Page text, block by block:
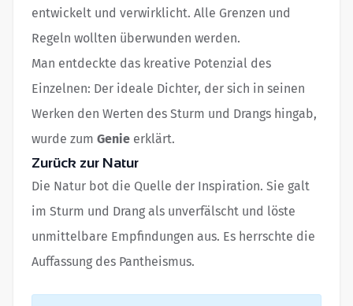
entwickelt und verwirklicht. Alle Grenzen und
Regeln wollten überwunden werden.
Man entdeckte das kreative Potenzial des
Einzelnen: Der ideale Dichter, der sich in seinen
Werken den Werten des Sturm und Drangs hingab,
wurde zum Genie erklärt.
Zurück zur Natur
Die Natur bot die Quelle der Inspiration. Sie galt
im Sturm und Drang als unverfälscht und löste
unmittelbare Empfindungen aus. Es herrschte die
Auffassung des Pantheismus.